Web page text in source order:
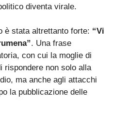
diventa virale.
è stata altrettanto forte: “Vi
. Una frase
con cui la moglie di
rispondere non solo alla
ma anche agli attacchi
la pubblicazione delle